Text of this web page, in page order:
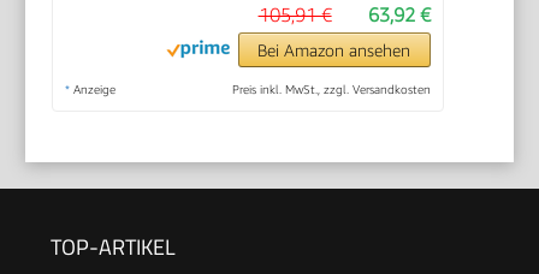
63,92 €
105,91 €
Bei Amazon ansehen
* Anzeige Preis inkl. MwSt., zzgl. Versandkosten
TOP-ARTIKEL